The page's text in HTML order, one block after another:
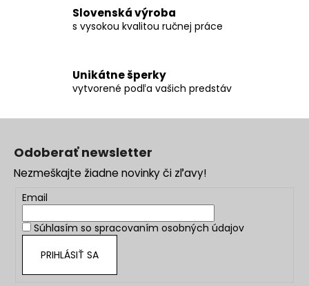
Slovenská výroba
s vysokou kvalitou ručnej práce
Unikátne šperky
vytvorené podľa vašich predstáv
Odoberať newsletter
Nezmeškajte žiadne novinky či zľavy!
Email
Súhlasím so spracovaním osobných údajov
PRIHLÁSIŤ SA